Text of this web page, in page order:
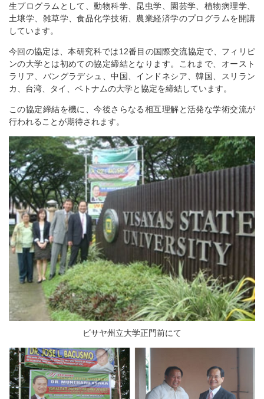
生プログラムとして、動物科学、昆虫学、園芸学、植物病理学、
土壌学、雑草学、食品化学技術、農業経済学のプログラムを開講
しています。
今回の協定は、本研究科では12番目の国際交流協定で、フィリピ
ンの大学とは初めての協定締結となります。これまで、オースト
ラリア、バングラデシュ、中国、インドネシア、韓国、スリラン
カ、台湾、タイ、ベトナムの大学と協定を締結しています。
この協定締結を機に、今後さらなる相互理解と活発な学術交流が
行われることが期待されます。
ビサヤ州立大学正門前にて